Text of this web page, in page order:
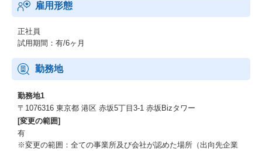
雇用形態
正社員
試用期間：有/6ヶ月
勤務地
勤務地1
〒1076316 東京都 港区 赤坂5丁目3-1 赤坂Bizタワー
[変更の範囲]
有
※変更の範囲：全ての事業所及び会社が認めた場所（出向先企業